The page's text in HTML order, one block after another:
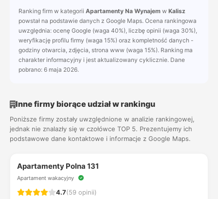
Ranking firm w kategorii Apartamenty Na Wynajem w Kalisz
powstał na podstawie danych z Google Maps. Ocena rankingowa
uwzględnia: ocenę Google (waga 40%), liczbę opinii (waga 30%),
weryfikację profilu firmy (waga 15%) oraz kompletność danych -
godziny otwarcia, zdjęcia, strona www (waga 15%). Ranking ma
charakter informacyjny i jest aktualizowany cyklicznie. Dane
pobrano: 6 maja 2026.
Inne firmy biorące udział w rankingu
Poniższe firmy zostały uwzględnione w analizie rankingowej,
jednak nie znalazły się w czołówce TOP 5. Prezentujemy ich
podstawowe dane kontaktowe i informacje z Google Maps.
Apartamenty Polna 131
Apartament wakacyjny
4.7(59 opinii)